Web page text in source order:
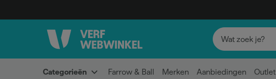
Categorieën Farrow & Ball Merken Aanbiedingen Outlet